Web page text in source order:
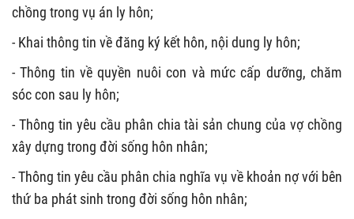
chồng trong vụ án ly hôn;
- Khai thông tin về đăng ký kết hôn, nội dung ly hôn;
- Thông tin về quyền nuôi con và mức cấp dưỡng, chăm
sóc con sau ly hôn;
- Thông tin yêu cầu phân chia tài sản chung của vợ chồng
xây dựng trong đời sống hôn nhân;
- Thông tin yêu cầu phân chia nghĩa vụ về khoản nợ với bên
thứ ba phát sinh trong đời sống hôn nhân;